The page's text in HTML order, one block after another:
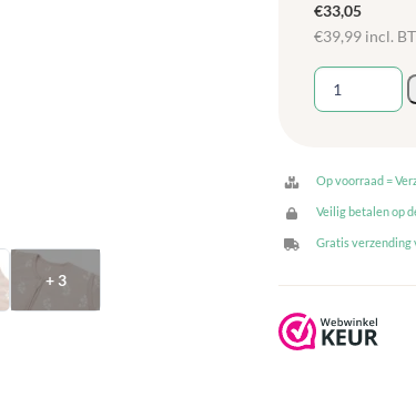
+ 3
€33,05
€39,99 incl.
Jollein
Slaapzak
Mouw
110cm
Wild
aantal
Op voorraad =
Veilig betalen op
Gratis verzending